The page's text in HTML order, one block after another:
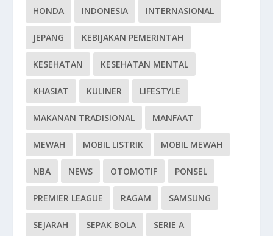
HONDA INDONESIA INTERNASIONAL
JEPANG KEBIJAKAN PEMERINTAH
KESEHATAN KESEHATAN MENTAL
KHASIAT KULINER LIFESTYLE
MAKANAN TRADISIONAL MANFAAT
MEWAH MOBIL LISTRIK MOBIL MEWAH
NBA NEWS OTOMOTIF PONSEL
PREMIER LEAGUE RAGAM SAMSUNG
SEJARAH SEPAK BOLA SERIE A